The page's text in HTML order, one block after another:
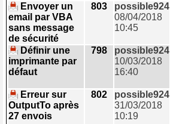
Envoyer un
email par VBA
sans message
de sécurité
803
possible924
08/04/2018
10:45
Définir une
imprimante par
défaut
798
possible924
10/03/2018
16:40
Erreur sur
OutputTo après
27 envois
802
possible924
31/03/2018
10:19